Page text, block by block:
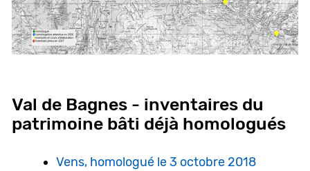
Val de Bagnes - inventaires du
patrimoine bâti déjà homologués
Vens, homologué le 3 octobre 2018